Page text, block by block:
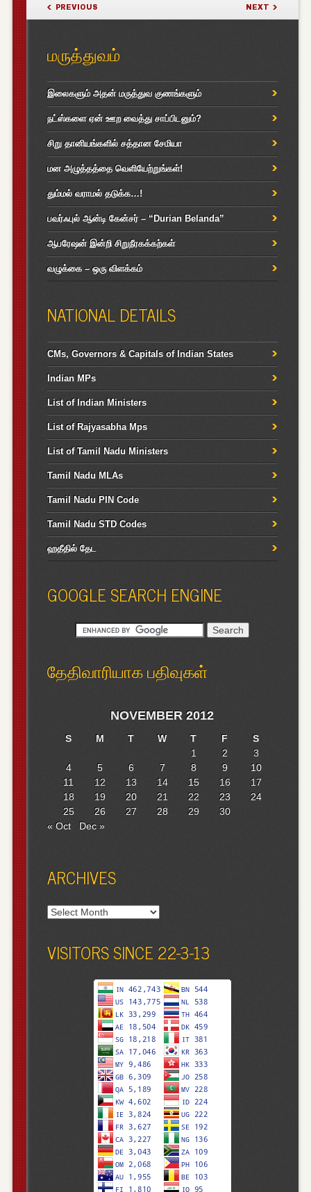
POST NAVIGATION
PREVIOUS NEXT
மருத்துவம்
இலைகளும் அதன் மருத்துவ குணங்களும்
நட்ஸ்களை ஏன் ஊற வைத்து சாப்பிடனும்?
சிறு தானியங்களில் சத்தான சேமியா
மன அழுத்தத்தை வெளியேற்றுங்கள்!
தும்மல் வராமல் தடுக்க…!
பவர்ஃபுல் ஆன்டி கேன்சர் – “Durian Belanda”
ஆபரேஷன் இன்றி சிறுநீரகக்கற்கள்
வழுக்கை – ஒரு விளக்கம்
NATIONAL DETAILS
CMs, Governors & Capitals of Indian States
Indian MPs
List of Indian Ministers
List of Rajyasabha Mps
List of Tamil Nadu Ministers
Tamil Nadu MLAs
Tamil Nadu PIN Code
Tamil Nadu STD Codes
ஹதீதில் தேட
GOOGLE SEARCH ENGINE
தேதிவாரியாக பதிவுகள்
NOVEMBER 2012
S M T W T F
S
1
2
3
4
5 6 7 8 9
10
11
12 13 14 15 16
17
18
19 20 21 22 23
24
25
26 27 28 29
30
« Oct
Dec »
ARCHIVES
Archives
VISITORS SINCE 22-3-13